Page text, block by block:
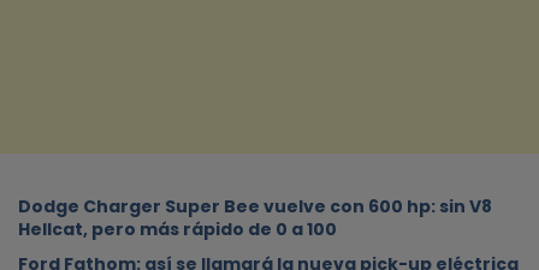
Dodge Charger Super Bee vuelve con 600 hp: sin V8
Hellcat, pero más rápido de 0 a 100
Ford Fathom: así se llamará la nueva pick-up eléctrica